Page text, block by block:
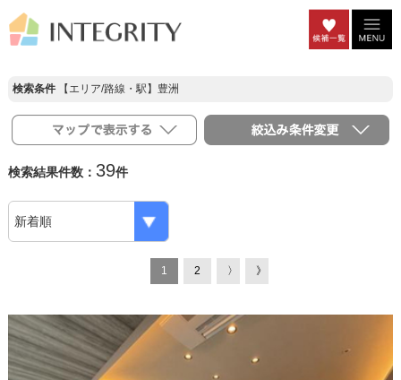
検索条件【エリア/路線・駅】豊洲
検索結果件数： 39件
1 2 〉 》